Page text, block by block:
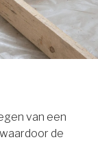
van een
de